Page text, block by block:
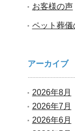
お客様の声
ペット葬
アーカイブ
2026年8月
2026年7月
2026年6月